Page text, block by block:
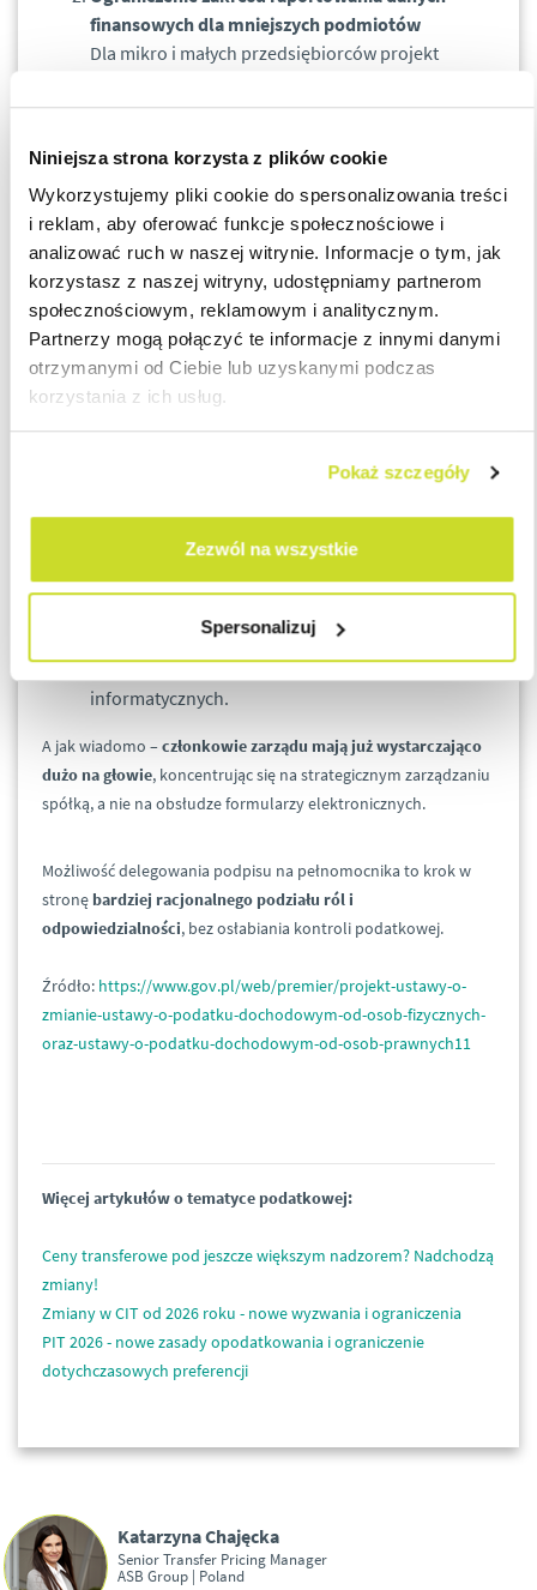
Niniejsza strona korzysta z plików cookie
Wykorzystujemy pliki cookie do spersonalizowania treści
i reklam, aby oferować funkcje społecznościowe i
analizować ruch w naszej witrynie. Informacje o tym, jak
korzystasz z naszej witryny, udostępniamy partnerom
społecznościowym, reklamowym i analitycznym.
Partnerzy mogą połączyć te informacje z innymi danymi
otrzymanymi od Ciebie lub uzyskanymi podczas
korzystania z ich usług.
Pokaż szczegóły
Zezwól na wszystkie
Spersonalizuj
finansowych dla mniejszych podmiotów
Dla mikro i małych przedsiębiorców projekt
raportowania części wskaźników finansowychw
wypełniania formularza i skrócić czas jego
przygotowania.
Komentarz praktyczny: dobra
zmiana dla zarządów
Z perspektywy praktyki doradczej projektowane zmiany
zapowiadają się dobrze. W szczególności w obszarze
podpisywania i składania TPR-C mogą one rozwiązać wiele
Członkowie zarządu:
ponoszą odpowiedzialność karnoskarbową,
raportowania,
muszą mierzyć się z błędami systemów
informatycznych.
A jak wiadomo –członkowie zarządu mają już wystarczająco
dużo na głowie, koncentrując się na strategicznym zarządzaniu
spółką, a nie na obsłudze formularzy elektronicznych.
Możliwość delegowania podpisu na pełnomocnika to krok w
stronę bardziej racjonalnego podziału ról i
odpowiedzialności, bez osłabiania kontroli podatkowej.
Źródło: https://www.gov.pl/web/premier/projekt-ustawy-o-
zmianie-ustawy-o-podatku-dochodowym-od-osob-fizycznych-
oraz-ustawy-o-podatku-dochodowym-od-osob-prawnych11
Więcej artykułów o tematyce podatkowej:
Ceny transferowe pod jeszcze większym nadzorem? Nadchodzą
zmiany!
Zmiany w CIT od 2026 roku - nowe wyzwania i ograniczenia
PIT 2026 - nowe zasady opodatkowania i ograniczenie
dotychczasowych preferencji
Katarzyna Chajęcka
Senior Transfer Pricing Manager
ASB Group | Poland